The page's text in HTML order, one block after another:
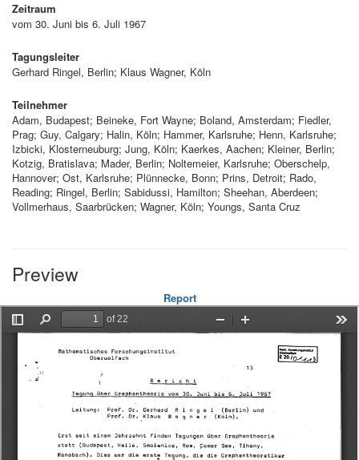
Zeitraum
vom 30. Juni bis 6. Juli 1967
Tagungsleiter
Gerhard Ringel, Berlin; Klaus Wagner, Köln
Teilnehmer
Adam, Budapest; Beineke, Fort Wayne; Boland, Amsterdam; Fiedler,
Prag; Guy, Calgary; Halin, Köln; Hammer, Karlsruhe; Henn, Karlsruhe;
Izbicki, Klosterneuburg; Jung, Köln; Kaerkes, Aachen; Kleiner, Berlin;
Kotzig, Bratislava; Mader, Berlin; Noltemeier, Karlsruhe; Oberschelp,
Hannover; Ost, Karlsruhe; Plünnecke, Bonn; Prins, Detroit; Rado,
Reading; Ringel, Berlin; Sabidussi, Hamilton; Sheehan, Aberdeen;
Vollmerhaus, Saarbrücken; Wagner, Köln; Youngs, Santa Cruz
Preview
Report